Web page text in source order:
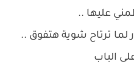
عليها ..
لما ترتاح شوية هتفوق ..
الباب